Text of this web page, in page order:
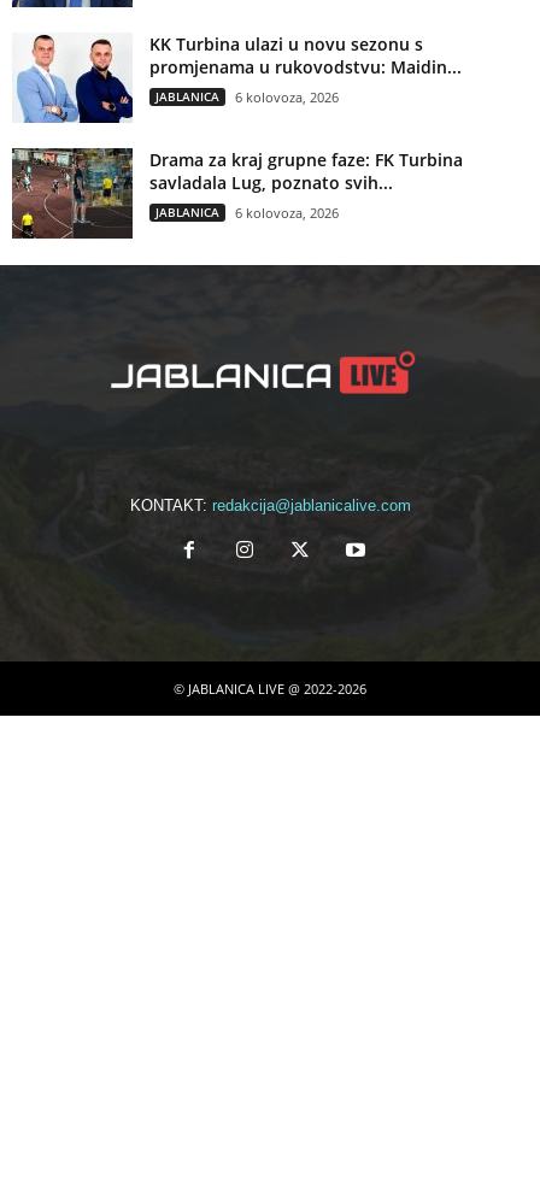
KK Turbina ulazi u novu sezonu s
promjenama u rukovodstvu: Maidin...
JABLANICA 6 kolovoza, 2026
Drama za kraj grupne faze: FK Turbina
savladala Lug, poznato svih...
JABLANICA 6 kolovoza, 2026
KONTAKT: redakcija@jablanicalive.com
© JABLANICA LIVE @ 2022-2026